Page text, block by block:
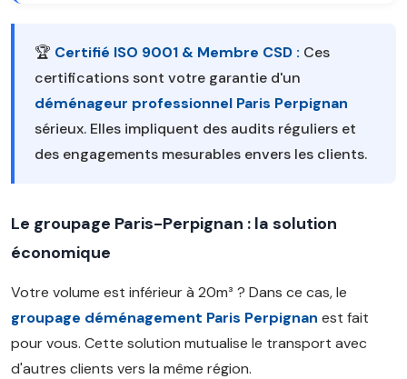
🏆 Certifié ISO 9001 & Membre CSD : Ces
certifications sont votre garantie d'un
déménageur professionnel Paris Perpignan
sérieux. Elles impliquent des audits réguliers et
des engagements mesurables envers les clients.
Le groupage Paris-Perpignan : la solution
économique
Votre volume est inférieur à 20m³ ? Dans ce cas, le
groupage déménagement Paris Perpignan est fait
pour vous. Cette solution mutualise le transport avec
d'autres clients vers la même région.